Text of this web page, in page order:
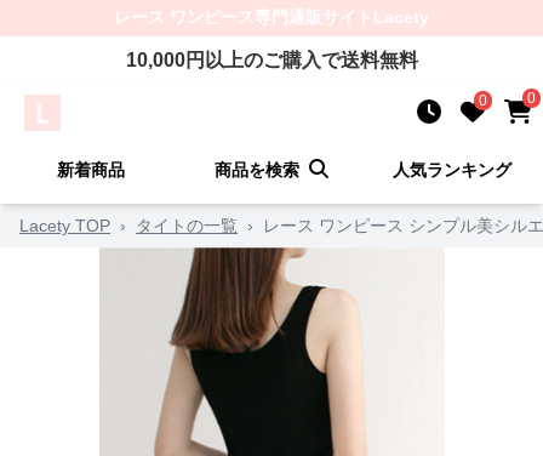
レース ワンピース専門通販サイト Lacety
10,000円以上のご購入で送料無料
0 0
新着商品 商品を検索 人気ランキング
Lacety TOP › タイトの一覧 › レース ワンピース シンプル美シル